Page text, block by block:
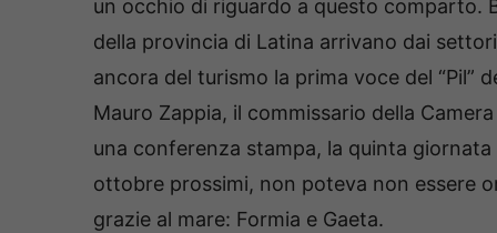
un occhio di riguardo a questo comparto.
della provincia di Latina arrivano dai
ancora del turismo la prima voce del “Pil”
Mauro Zappia, il commissario della
una conferenza stampa, la quinta giornata
ottobre prossimi, non poteva non essere
grazie al mare: Formia e Gaeta.